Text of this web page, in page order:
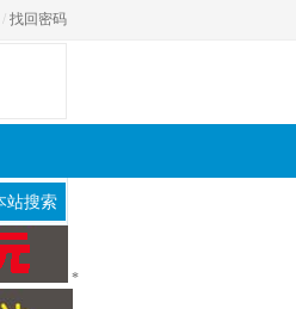
/ 找回密码
*